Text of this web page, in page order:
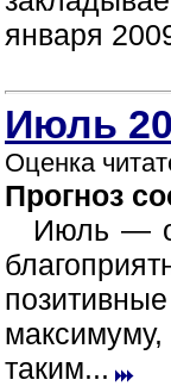
января
Июль
Оценка
Прогноз
Июль —
таким...